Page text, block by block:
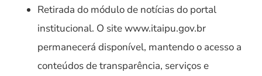
Retirada do módulo de notícias do portal
institucional. O site www.itaipu.gov.br
permanecerá disponível, mantendo o acesso a
conteúdos de transparência, serviços e